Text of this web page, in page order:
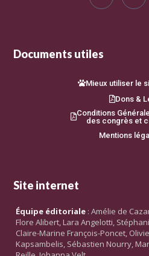
Documents utiles
Mieux utiliser le
Dons &
Conditions
des congrès et
Mentions
Site internet
Équipe éditoriale : Amélie de
Flore Alibert, Lara Angelotti,
Claire-Marine François-Poncet,
Kapsambelis, Sébastien Nourry,